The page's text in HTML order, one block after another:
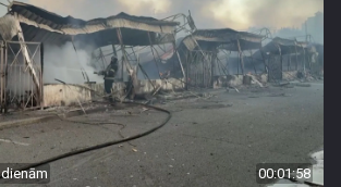
00:01:58